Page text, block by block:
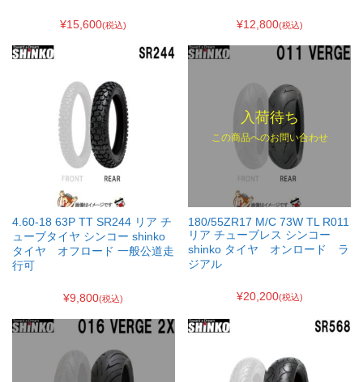
¥15,600(税込) ¥12,800(税込)
4.60-18 63P TT SR244 リア チ
ューブタイヤ シンコー shinko
タイヤ オフロード 一般公道走
行可
¥9,800(税込)
入荷待ち
この商品へのお問い合わせ
180/55ZR17 M/C 73W TL R011
リア チューブレス シンコー
shinko タイヤ オンロード ラ
ジアル
¥20,200(税込)